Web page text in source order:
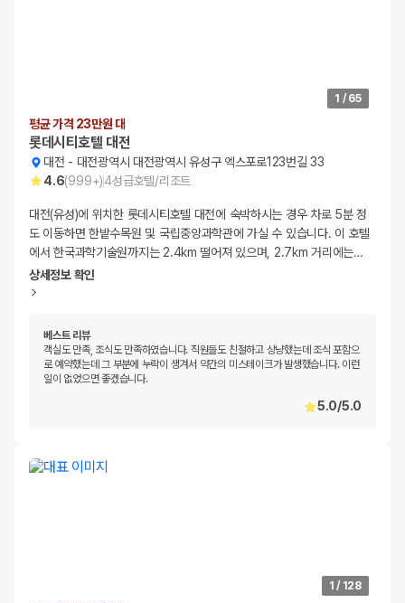
1 / 65
평균 가격 23만원 대
롯데시티호텔 대전
대전 - 대전광역시 대전광역시 유성구 엑스포로123번길 33
4.6(999+)4성급호텔/리조트
대전(유성)에 위치한 롯데시티호텔 대전에 숙박하시는 경우 차로 5분 정
도 이동하면 한밭수목원 및 국립중앙과학관에 가실 수 있습니다. 이 호텔
에서 한국과학기술원까지는 2.4km 떨어져 있으며, 2.7km 거리에는…
상세정보 확인
베스트 리뷰
객실도 만족, 조식도 만족하였습니다. 직원들도 친절하고 상냥했는데 조식 포함으
로 예약했는데 그 부분에 누락이 생겨서 약간의 미스테이크가 발생했습니다. 이런
일이 없었으면 좋겠습니다.
5.0/5.0
1 / 128